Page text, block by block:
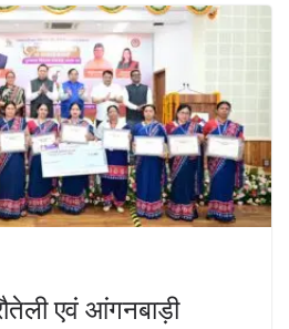
एवं आंगनबाड़ी